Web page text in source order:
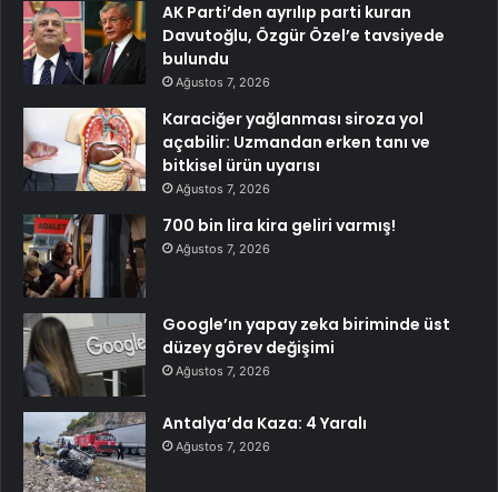
AK Parti’den ayrılıp parti kuran
Davutoğlu, Özgür Özel’e tavsiyede
bulundu
Ağustos 7, 2026
Karaciğer yağlanması siroza yol
açabilir: Uzmandan erken tanı ve
bitkisel ürün uyarısı
Ağustos 7, 2026
700 bin lira kira geliri varmış!
Ağustos 7, 2026
Google’ın yapay zeka biriminde üst
düzey görev değişimi
Ağustos 7, 2026
Antalya’da Kaza: 4 Yaralı
Ağustos 7, 2026